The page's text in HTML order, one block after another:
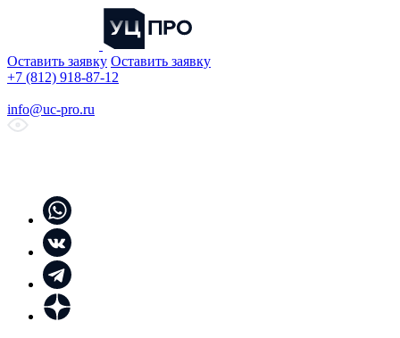
Оставить заявку Оставить заявку
+7 (812) 918-87-12
info@uc-pro.ru